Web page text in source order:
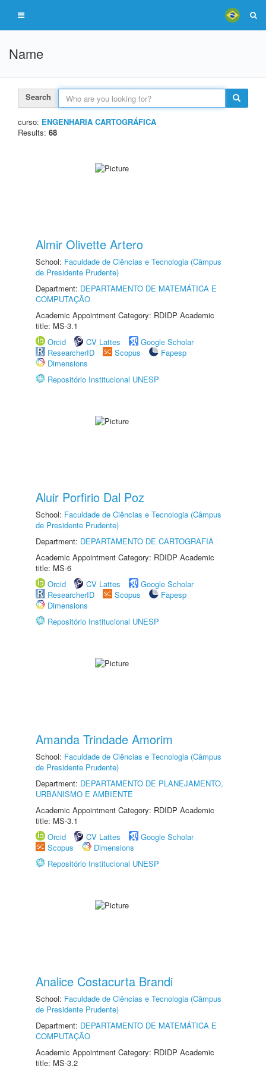
Name
Search
curso: ENGENHARIA CARTOGRÁFICA
Results: 68
Almir Olivette Artero
School: Faculdade de Ciências e Tecnologia (Câmpus
de Presidente Prudente)
Department: DEPARTAMENTO DE MATEMÁTICA E
COMPUTAÇÃO
Academic Appointment Category: RDIDP Academic
title: MS-3.1
Orcid
CV Lattes
Google Scholar
ResearcherID
Scopus
Fapesp
Dimensions
Repositório Institucional UNESP
Aluir Porfirio Dal Poz
School: Faculdade de Ciências e Tecnologia (Câmpus
de Presidente Prudente)
Department: DEPARTAMENTO DE CARTOGRAFIA
Academic Appointment Category: RDIDP Academic
title: MS-6
Orcid
CV Lattes
Google Scholar
ResearcherID
Scopus
Fapesp
Dimensions
Repositório Institucional UNESP
Amanda Trindade Amorim
School: Faculdade de Ciências e Tecnologia (Câmpus
de Presidente Prudente)
Department: DEPARTAMENTO DE PLANEJAMENTO,
URBANISMO E AMBIENTE
Academic Appointment Category: RDIDP Academic
title: MS-3.1
Orcid
CV Lattes
Google Scholar
Scopus
Dimensions
Repositório Institucional UNESP
Analice Costacurta Brandi
School: Faculdade de Ciências e Tecnologia (Câmpus
de Presidente Prudente)
Department: DEPARTAMENTO DE MATEMÁTICA E
COMPUTAÇÃO
Academic Appointment Category: RDIDP Academic
title: MS-3.2